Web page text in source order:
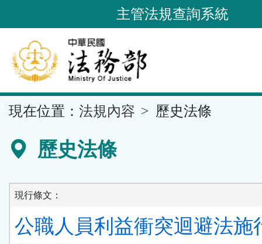
到
要
內
容
區
主管法規查詢系統
現在位置： 法規內容 歷史法條
歷史法條
現行條文：
公職人員利益衝突迴避法施